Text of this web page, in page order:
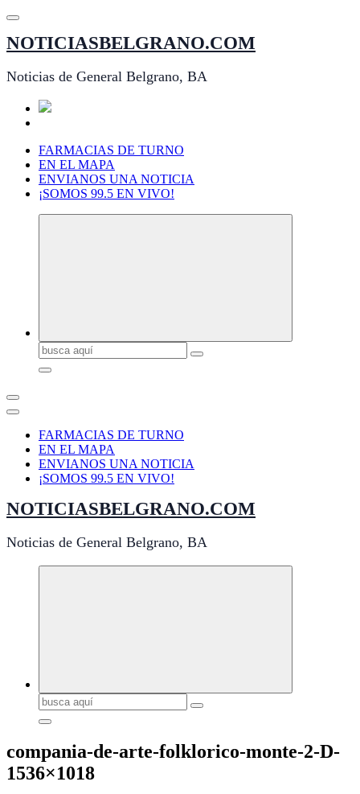
Saltar
contenido
NOTICIASBELGRANO.COM
Noticias de General Belgrano, BA
FARMACIAS DE TURNO
EN EL MAPA
ENVIANOS UNA NOTICIA
¡SOMOS 99.5 EN VIVO!
Buscar:
FARMACIAS DE TURNO
EN EL MAPA
ENVIANOS UNA NOTICIA
¡SOMOS 99.5 EN VIVO!
NOTICIASBELGRANO.COM
Noticias de General Belgrano, BA
Buscar:
compania-de-arte-folklorico-monte-2-D-
1536×1018